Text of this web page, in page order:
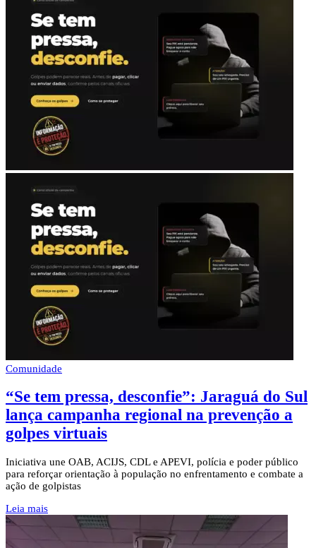
Comunidade
“Se tem pressa, desconfie”: Jaraguá do Sul
lança campanha regional na prevenção a
golpes virtuais
Iniciativa une OAB, ACIJS, CDL e APEVI, polícia e poder público
para reforçar orientação à população no enfrentamento e combate a
ação de golpistas
Leia mais